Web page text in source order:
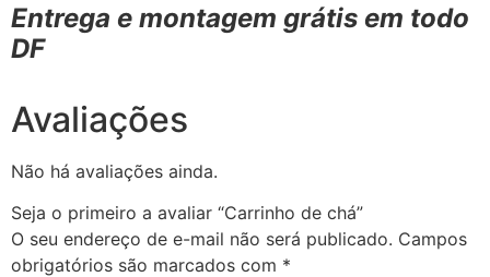
Entrega e montagem grátis em todo
DF
Avaliações
Não há avaliações ainda.
Seja o primeiro a avaliar “Carrinho de chá”
O seu endereço de e-mail não será publicado. Campos
obrigatórios são marcados com *